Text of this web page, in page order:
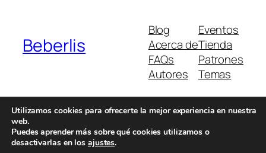
Beberlis
Blog
Acerca de
FAQs
Autores
Eventos
Tienda
Patrones
Temas
Twenty Twenty-Five Diseñado con WordPress
Utilizamos cookies para ofrecerte la mejor experiencia en nuestra
web.
Puedes aprender más sobre qué cookies utilizamos o
desactivarlas en los ajustes.